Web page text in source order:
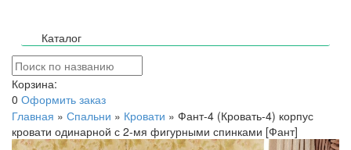
Каталог
Корзина:
0 Оформить заказ
Главная » Спальни » Кровати » Фант-4 (Кровать-4) корпус
кровати одинарной с 2-мя фигурными спинками [Фант]